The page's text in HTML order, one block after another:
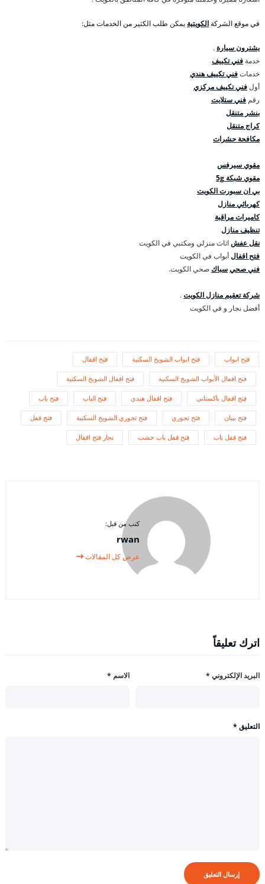
في موقع الشركةالكويتية يمكن طلب الكثير من الخدمات مثل:
يشترون سيارة.
خدمة فني تكييف
خدماتفني تكييف هندي
أولفني تكييف مركزي
رقم فني ستلايت
بنشر متنقل
كراج متنقل
مكافحة حشرات
مقوي سيرفس
مقوي شبكة 5g
بي ان سبورت الكويت
كهربائي منازل
كاميرات مراقبة
تنظيف منازل
نقل عفشاثاث منزلي ومكتبي في الكويت
فتح اقفالأبواب في الكويت
فني صحيسباك صحي الكويت.
شركة تعقيم منازل الكويت.
أفضل نجار و في الكويت
فتح ابواب فتح ابواب الشويخ السكنية فتح اقفال
فتح اقفال الأبواب الشويخ السكنية فتح اقفال الشويخ السكنية
فتح اقفال باكستاني فتح اقفال هندي فتح الباب فتح باب
فتح بيبان فتح تجوري فتح تجوري الشويخ السكنية فتح قفل
فتح قفل باب فتح قفل باب خشب نجار فتح اقفال
كتب من قبل:
rwan
عرض كل المقالات
اترك تعليقاً
الاسم * البريد الإلكتروني *
التعليق *